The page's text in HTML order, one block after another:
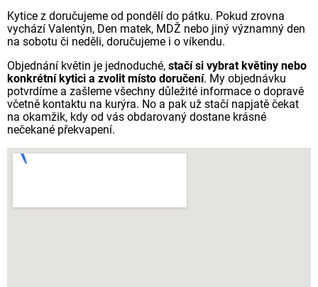
Kytice z doručujeme od pondělí do pátku. Pokud zrovna
vychází Valentýn, Den matek, MDŽ nebo jiný významný den
na sobotu či neděli, doručujeme i o víkendu.
Objednání květin je jednoduché, stačí si vybrat květiny nebo
konkrétní kytici a zvolit místo doručení. My objednávku
potvrdíme a zašleme všechny důležité informace o dopravě
včetně kontaktu na kurýra. No a pak už stačí napjatě čekat
na okamžik, kdy od vás obdarovaný dostane krásné
nečekané překvapení.